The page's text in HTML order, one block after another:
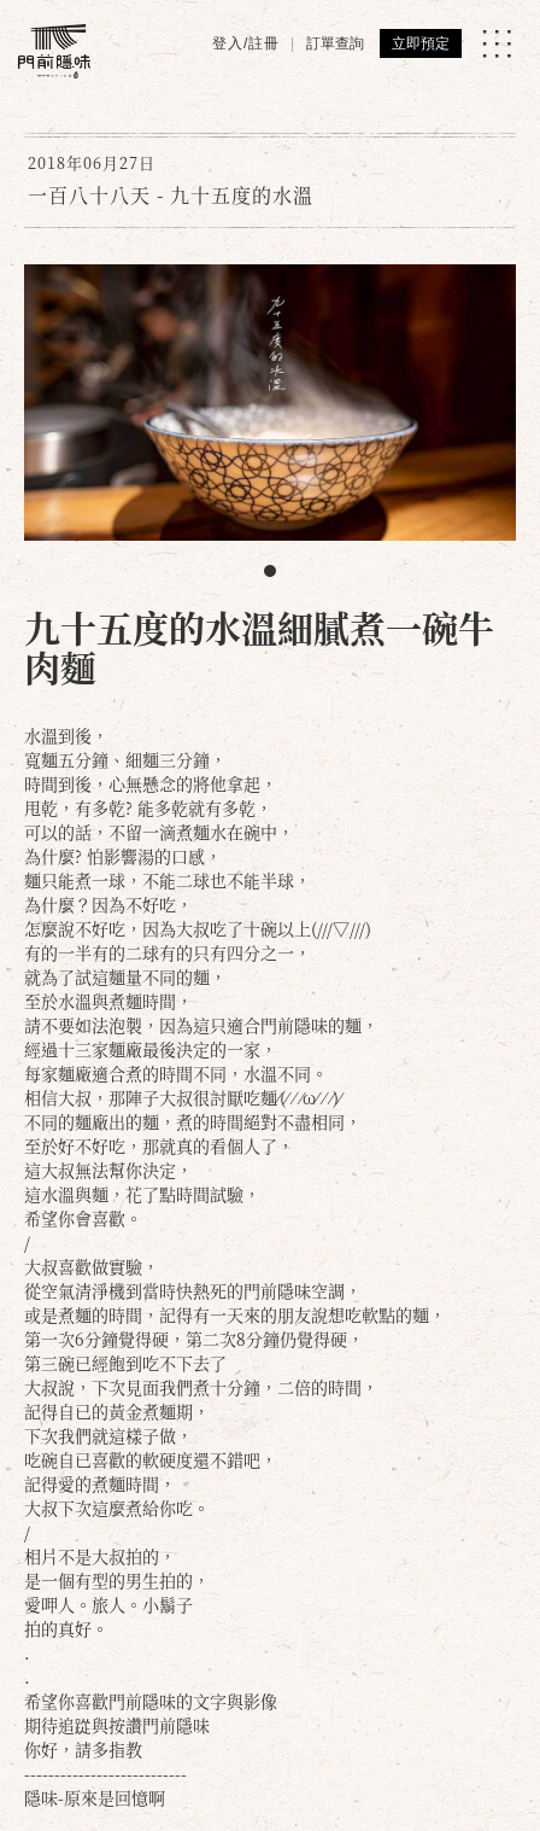
登入/註冊 訂單查詢 立即預定
2018年06月27日
一百八十八天 - 九十五度的水溫
九十五度的水溫細膩煮一碗牛
肉麵
水溫到後，
寬麵五分鐘、細麵三分鐘，
時間到後，心無懸念的將他拿起，
甩乾，有多乾? 能多乾就有多乾，
可以的話，不留一滴煮麵水在碗中，
為什麼? 怕影響湯的口感，
麵只能煮一球，不能二球也不能半球，
為什麼？因為不好吃，
怎麼說不好吃，因為大叔吃了十碗以上(///▽///)
有的一半有的二球有的只有四分之一，
就為了試這麵量不同的麵，
至於水溫與煮麵時間，
請不要如法泡製，因為這只適合門前隱味的麵，
經過十三家麵廠最後決定的一家，
每家麵廠適合煮的時間不同，水溫不同。
相信大叔，那陣子大叔很討厭吃麵⁄(⁄ ⁄ ⁄ω⁄ ⁄ ⁄)⁄
不同的麵廠出的麵，煮的時間絕對不盡相同，
至於好不好吃，那就真的看個人了，
這大叔無法幫你決定，
這水溫與麵，花了點時間試驗，
希望你會喜歡。
/
大叔喜歡做實驗，
從空氣清淨機到當時快熱死的門前隱味空調，
或是煮麵的時間，記得有一天來的朋友說想吃軟點的麵，
第一次6分鐘覺得硬，第二次8分鐘仍覺得硬，
第三碗已經飽到吃不下去了
大叔說，下次見面我們煮十分鐘，二倍的時間，
記得自已的黃金煮麵期，
下次我們就這樣子做，
吃碗自已喜歡的軟硬度還不錯吧，
記得愛的煮麵時間，
大叔下次這麼煮給你吃。
/
相片不是大叔拍的，
是一個有型的男生拍的，
愛呷人。旅人。小鬍子
拍的真好。
.
.
希望你喜歡門前隱味的文字與影像
期待追踨與按讚門前隱味
你好，請多指教
---------------------------
隱味-原來是回憶啊
確定 取消